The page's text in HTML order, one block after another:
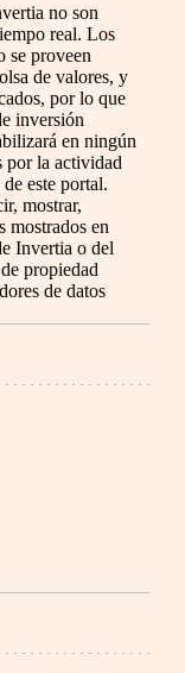
no son
real. Los
se proveen
de valores, y
por lo que
inversión
en ningún
por la actividad
este portal.
mostrar,
mostrados en
Invertia o del
propiedad
de datos